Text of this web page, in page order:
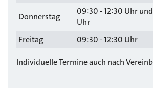
Donnerstag
09:30 - 12:30 Uhr
Uhr
Freitag
09:30 - 12:30 Uhr
Individuelle Termine auch nach